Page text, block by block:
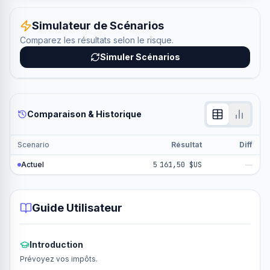
Simulateur de Scénarios
Comparez les résultats selon le risque.
Simuler Scénarios
Comparaison & Historique
Scenario Résultat Diff
Actuel 5 161,50 $US —
Guide Utilisateur
Introduction
Prévoyez vos impôts.